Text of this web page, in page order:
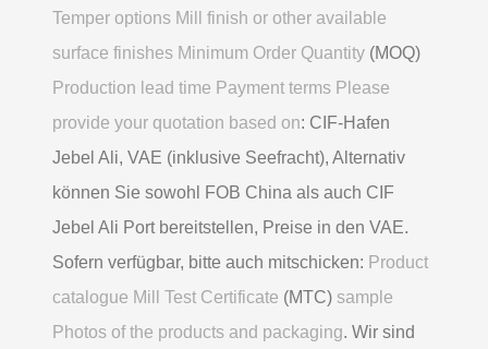
Temper options Mill finish or other available
surface finishes Minimum Order Quantity (MOQ)
Production lead time Payment terms Please
provide your quotation based on: CIF-Hafen
Jebel Ali, VAE (inklusive Seefracht), Alternativ
können Sie sowohl FOB China als auch CIF
Jebel Ali Port bereitstellen, Preise in den VAE.
Sofern verfügbar, bitte auch mitschicken: Product
catalogue Mill Test Certificate (MTC) sample
Photos of the products and packaging. Wir sind